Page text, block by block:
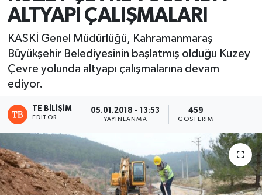
ALTYAPI ÇALIŞMALARI
KASKİ Genel Müdürlüğü, Kahramanmaraş
Büyükşehir Belediyesinin başlatmış olduğu Kuzey
Çevre yolunda altyapı çalışmalarına devam
ediyor.
TE BILIŞIM
EDITÖR
05.01.2018 - 13:53
YAYINLANMA
459
GÖSTERIM
Süper Lig Puan Durumu ve Fikstür
Tüm Manşetler
Son Dakika Haberleri